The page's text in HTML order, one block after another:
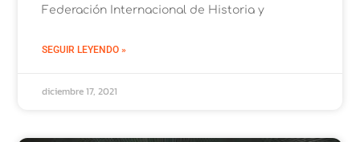
Federación Internacional de Historia y
SEGUIR LEYENDO »
diciembre 17, 2021